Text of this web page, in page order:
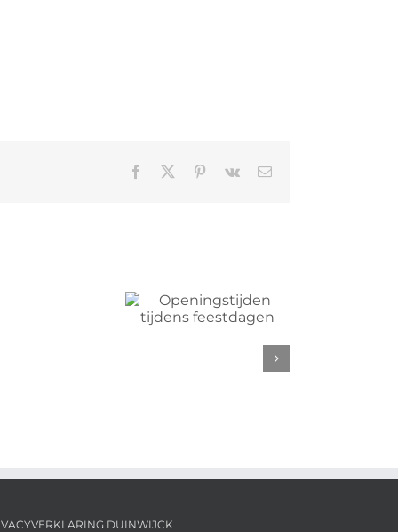
Facebook Pinterest
Vk
E-
DUINWIJCK